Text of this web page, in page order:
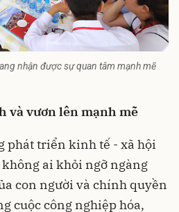
nhận được sự quan tâm mạnh mẽ
và vươn lên mạnh mẽ
phát triển kinh tế - xã hội
ai khỏi ngỡ ngàng
con người và chính quyền
cuộc công nghiệp hóa,